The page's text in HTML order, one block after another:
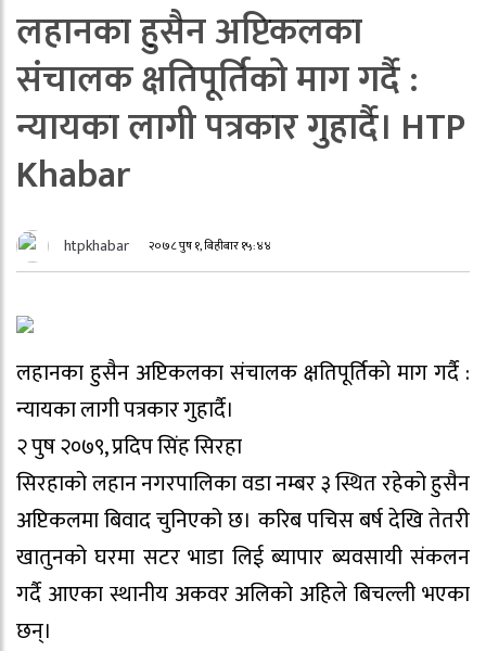
लहानका हुसैन अप्टिकलका
संचालक क्षतिपूर्तिको माग गर्दै :
न्यायका लागी पत्रकार गुहार्दै। HTP
Khabar
htpkhabar २०७८ पुष १, बिहीबार १५:४४
लहानका हुसैन अप्टिकलका संचालक क्षतिपूर्तिको माग गर्दै :
न्यायका लागी पत्रकार गुहार्दै।
२ पुष २०७९, प्रदिप सिंह सिरहा
सिरहाको लहान नगरपालिका वडा नम्बर ३ स्थित रहेको हुसैन
अप्टिकलमा बिवाद चुनिएको छ। करिब पचिस बर्ष देखि तेतरी
खातुनको घरमा सटर भाडा लिई ब्यापार ब्यवसायी संकलन
गर्दै आएका स्थानीय अकवर अलिको अहिले बिचल्ली भएका
छन्।